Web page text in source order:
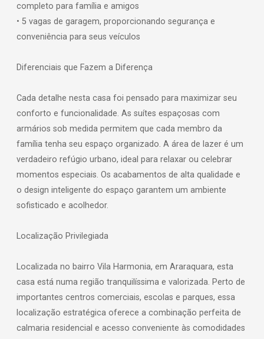
completo para família e amigos
• 5 vagas de garagem, proporcionando segurança e
conveniência para seus veículos
Diferenciais que Fazem a Diferença
Cada detalhe nesta casa foi pensado para maximizar seu
conforto e funcionalidade. As suítes espaçosas com
armários sob medida permitem que cada membro da
família tenha seu espaço organizado. A área de lazer é um
verdadeiro refúgio urbano, ideal para relaxar ou celebrar
momentos especiais. Os acabamentos de alta qualidade e
o design inteligente do espaço garantem um ambiente
sofisticado e acolhedor.
Localização Privilegiada
Localizada no bairro Vila Harmonia, em Araraquara, esta
casa está numa região tranquilíssima e valorizada. Perto de
importantes centros comerciais, escolas e parques, essa
localização estratégica oferece a combinação perfeita de
calmaria residencial e acesso conveniente às comodidades